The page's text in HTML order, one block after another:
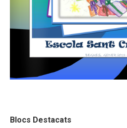
Blocs Destacats